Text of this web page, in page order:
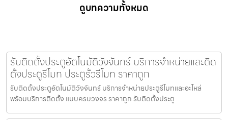
ดูบทความทั้งหมด
รับติดตั้งประตูอัตโนมัติวังจันทร์ บริการจำหน่ายและติด
ตั้งประตูรีโมท ประตูรั้วรีโมท ราคาถูก
รับติดตั้งประตูอัตโนมัติวังจันทร์ บริการจำหน่ายประตูรีโมทและอะไหล่
พร้อมบริการติดตั้ง แบบครบวงจร ราคาถูก รับติดตั้งประตู